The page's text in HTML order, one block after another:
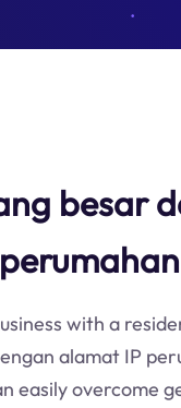
besar
with a
alamat IP
easily overcome